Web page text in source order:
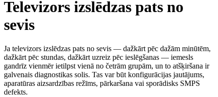
Televizors izslēdzas pats no
sevis
Ja televizors izslēdzas pats no sevis — dažkārt pēc dažām minūtēm,
dažkārt pēc stundas, dažkārt uzreiz pēc ieslēgšanas — iemesls
gandrīz vienmēr ietilpst vienā no četrām grupām, un to atšķiršana ir
galvenais diagnostikas solis. Tas var būt konfigurācijas jautājums,
aparatūras aizsardzības režīms, pārkaršana vai sporādisks SMPS
defekts.